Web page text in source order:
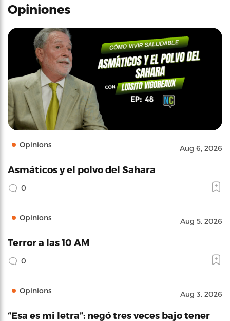
Opiniones
Opinions Aug 6, 2026
Asmáticos y el polvo del Sahara
0
Opinions Aug 5, 2026
Terror a las 10 AM
0
Opinions Aug 3, 2026
“Esa es mi letra”: negó tres veces bajo tener